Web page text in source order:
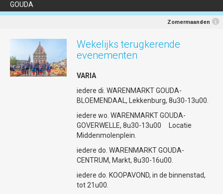
Foto © Lima Fotografie
historie
Een bijzonder slaapadres maakt een
GOUDA
Zomermaanden
Wekelijks terugkerende
evenementen
VARIA
iedere di. WARENMARKT GOUDA-
BLOEMENDAAL, Lekkenburg, 8u30-13u00.
iedere wo. WARENMARKT GOUDA-
GOVERWELLE, 8u30-13u00 Locatie
Middenmolenplein.
iedere do. WARENMARKT GOUDA-
CENTRUM, Markt, 8u30-16u00.
iedere do. KOOPAVOND, in de binnenstad,
tot 21u00.